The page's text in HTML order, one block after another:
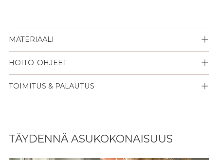
MATERIAALI
HOITO-OHJEET
TOIMITUS & PALAUTUS
ostoskoriisi
TÄYDENNÄ ASUKOKONAISUUS